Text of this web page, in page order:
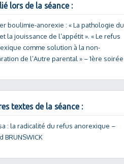
lors de la séance :
boulimie-anorexie : « La pathologie du
la jouissance de l’appétit ». « Le refus
comme solution à la non-
de l’Autre parental » – 1ère soirée
textes de la séance :
: la radicalité du refus anorexique –
BRUNSWICK